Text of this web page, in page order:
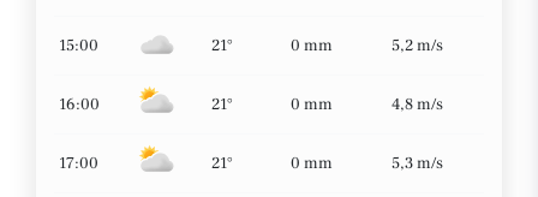
15:00 21° 0 mm 5,2 m/s
16:00 21° 0 mm 4,8 m/s
17:00 21° 0 mm 5,3 m/s